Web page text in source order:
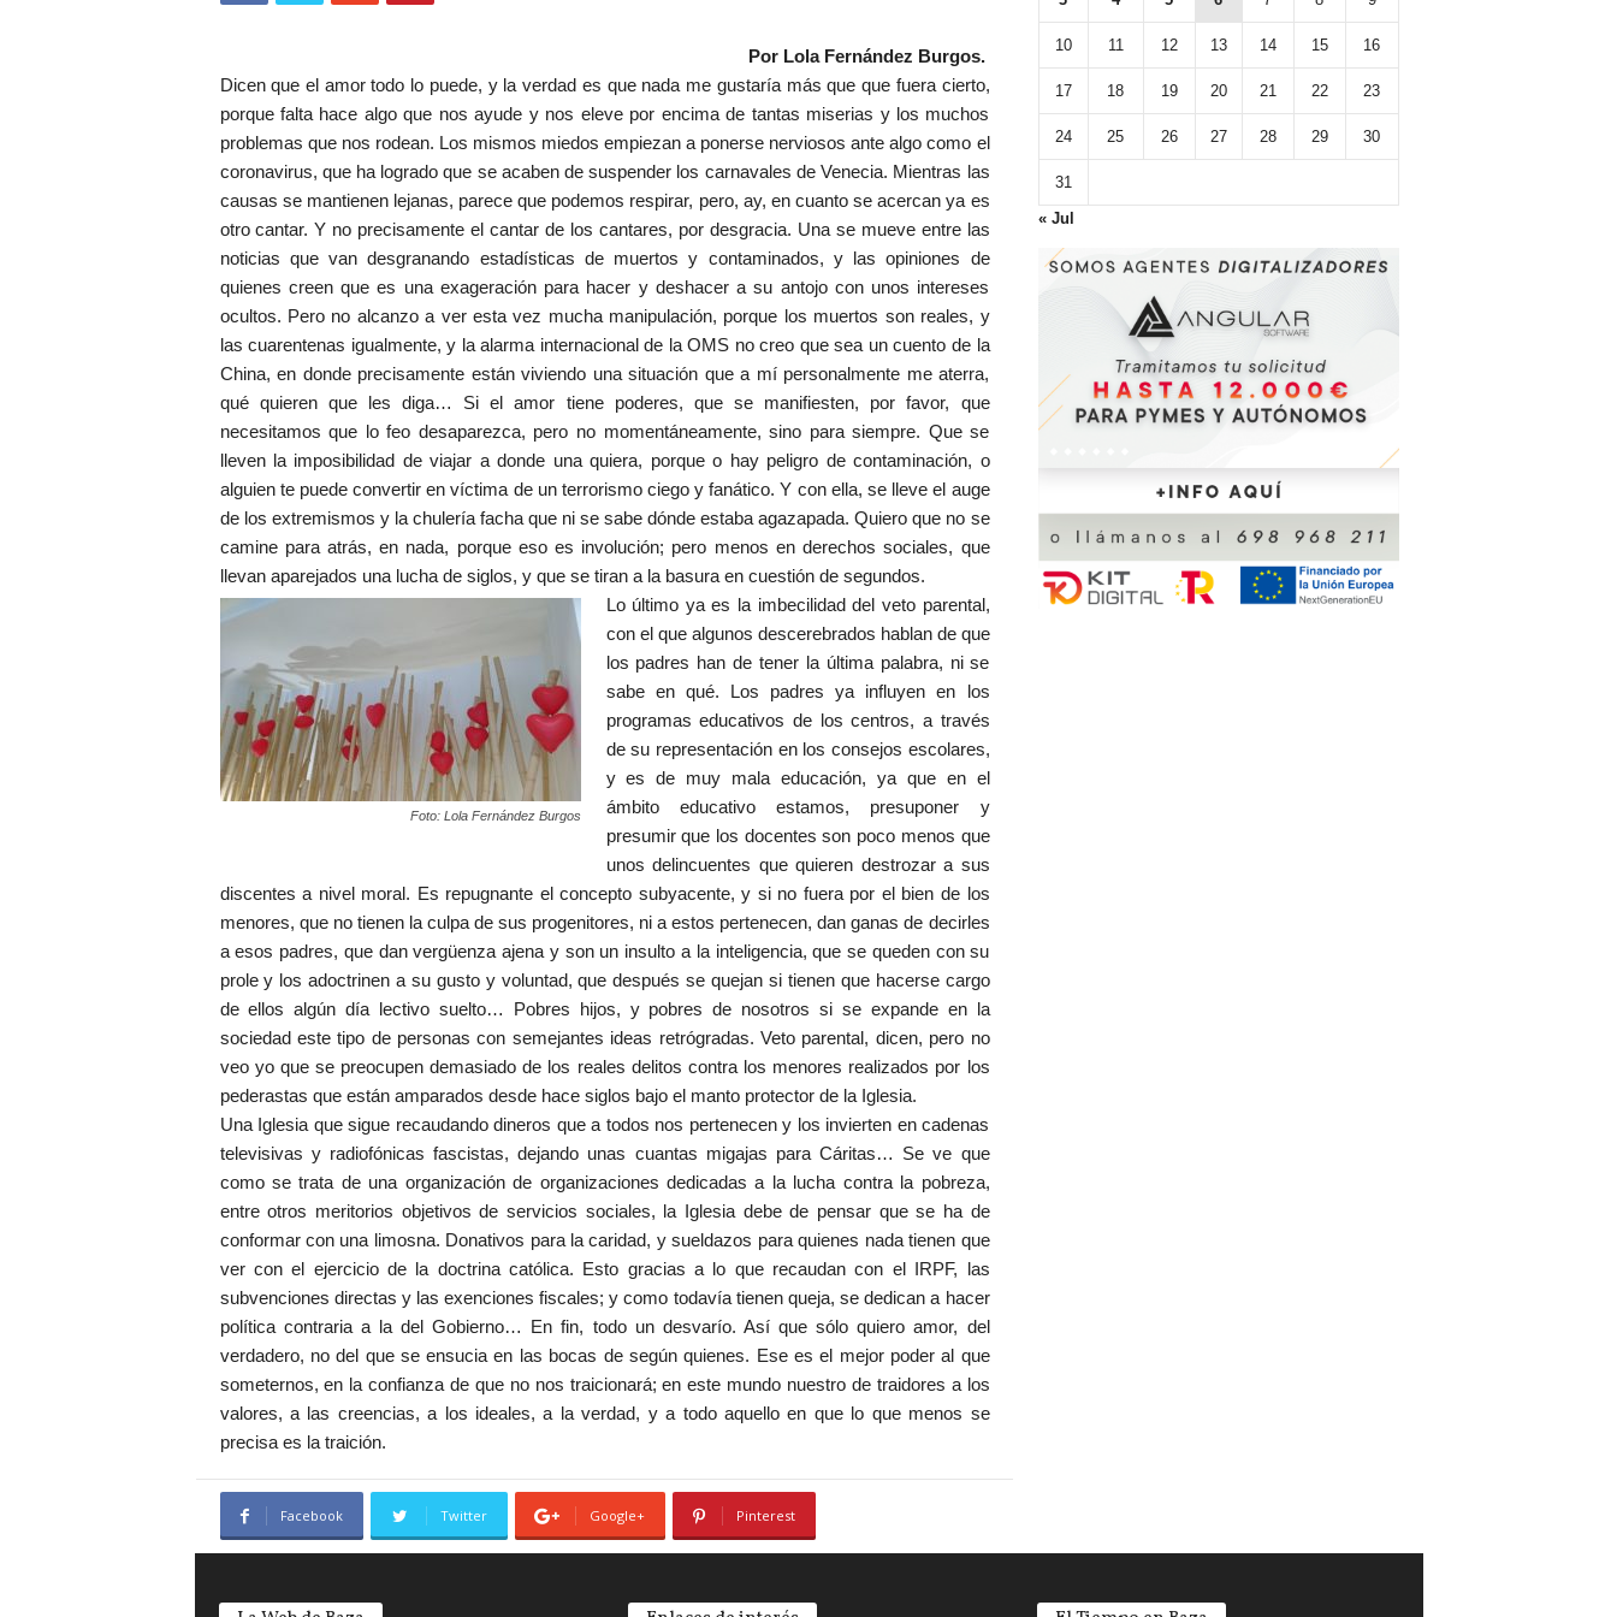
Por Lola Fernández Burgos.
Dicen que el amor todo lo puede, y la verdad es que nada me gustaría más que que fuera cierto,
porque falta hace algo que nos ayude y nos eleve por encima de tantas miserias y los muchos
problemas que nos rodean. Los mismos miedos empiezan a ponerse nerviosos ante algo como el
coronavirus, que ha logrado que se acaben de suspender los carnavales de Venecia. Mientras las
causas se mantienen lejanas, parece que podemos respirar, pero, ay, en cuanto se acercan ya es
otro cantar. Y no precisamente el cantar de los cantares, por desgracia. Una se mueve entre las
noticias que van desgranando estadísticas de muertos y contaminados, y las opiniones de
quienes creen que es una exageración para hacer y deshacer a su antojo con unos intereses
ocultos. Pero no alcanzo a ver esta vez mucha manipulación, porque los muertos son reales, y
las cuarentenas igualmente, y la alarma internacional de la OMS no creo que sea un cuento de la
China, en donde precisamente están viviendo una situación que a mí personalmente me aterra,
qué quieren que les diga…
Si el amor tiene poderes, que se manifiesten, por favor, que
necesitamos que lo feo desaparezca, pero no momentáneamente, sino para siempre. Que se
lleven la imposibilidad de viajar a donde una quiera, porque o hay peligro de contaminación, o
alguien te puede convertir en víctima de un terrorismo ciego y fanático. Y con ella, se lleve el auge
de los extremismos y la chulería facha que ni se sabe dónde estaba agazapada. Quiero que no se
camine para atrás, en nada, porque eso es involución; pero menos en derechos sociales, que
llevan aparejados una lucha de siglos, y que se tiran a la basura en cuestión de segundos.
Foto: Lola Fernández Burgos
Lo último ya es la imbecilidad del veto parental,
con el que algunos descerebrados hablan de que
los padres han de tener la última palabra, ni se
sabe en qué. Los padres ya influyen en los
programas educativos de los centros, a través
de su representación en los consejos escolares,
y es de muy mala educación, ya que en el
ámbito educativo estamos, presuponer y
presumir que los docentes son poco menos que
unos delincuentes que quieren destrozar a sus
discentes a nivel moral. Es repugnante el concepto subyacente, y si no fuera por el bien de los
menores, que no tienen la culpa de sus progenitores, ni a estos pertenecen, dan ganas de decirles
a esos padres, que dan vergüenza ajena y son un insulto a la inteligencia, que se queden con su
prole y los adoctrinen a su gusto y voluntad, que después se quejan si tienen que hacerse cargo
de ellos algún día lectivo suelto… Pobres hijos, y pobres de nosotros si se expande en la
sociedad este tipo de personas con semejantes ideas retrógradas. Veto parental, dicen, pero no
veo yo que se preocupen demasiado de los reales delitos contra los menores realizados por los
pederastas que están amparados desde hace siglos bajo el manto protector de la Iglesia.
Una Iglesia que sigue recaudando dineros que a todos nos pertenecen y los invierten en cadenas
televisivas y radiofónicas fascistas, dejando unas cuantas migajas para Cáritas… Se ve que
como se trata de una organización de organizaciones dedicadas a la lucha contra la pobreza,
entre otros meritorios objetivos de servicios sociales, la Iglesia debe de pensar que se ha de
conformar con una limosna. Donativos para la caridad, y sueldazos para quienes nada tienen que
ver con el ejercicio de la doctrina católica. Esto gracias a lo que recaudan con el IRPF, las
subvenciones directas y las exenciones fiscales; y como todavía tienen queja, se dedican a hacer
política contraria a la del Gobierno… En fin, todo un desvarío. Así que sólo quiero amor, del
verdadero, no del que se ensucia en las bocas de según quienes. Ese es el mejor poder al que
someternos, en la confianza de que no nos traicionará; en este mundo nuestro de traidores a los
valores, a las creencias, a los ideales, a la verdad, y a todo aquello en que lo que menos se
precisa es la traición.
Facebook Twitter Google+ Pinterest
10 11 12 13 14 15 16
17 18 19 20 21 22 23
24 25 26 27 28 29 30
31
« Jul